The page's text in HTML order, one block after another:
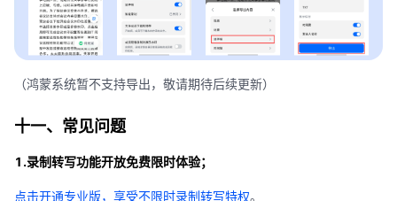
（鸿蒙系统暂不支持导出，敬请期待后续更新）
十一、常见问题
1.录制转写功能开放免费限时体验；
点击开通专业版，享受不限时录制转写特权。